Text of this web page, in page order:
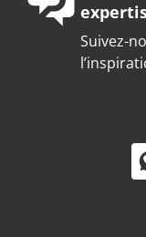
Suivez-